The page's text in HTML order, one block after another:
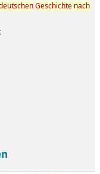
Geschichte nach